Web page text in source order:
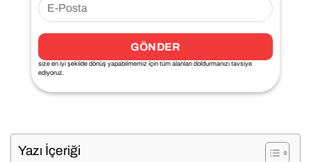
size en iyi şekilde dönüş yapabilmemiz için tüm alanları doldurmanızı tavsiye
ediyoruz.
Yazı İçeriği